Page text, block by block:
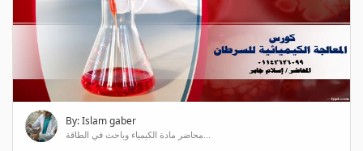
By: Islam gaber
محاضر مادة الكيمياء وباحث في الطاقة...